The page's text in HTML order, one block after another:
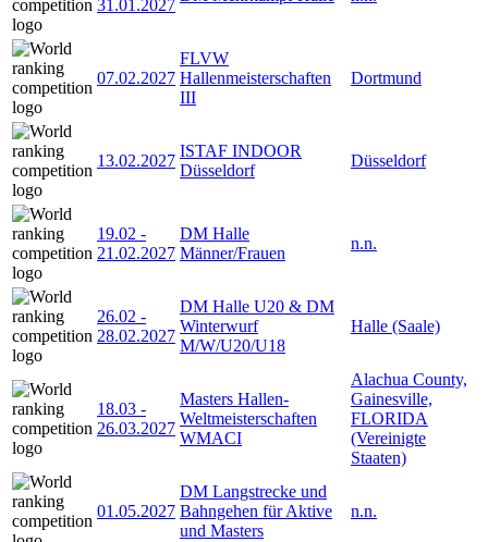
31.01.2027
07.02.2027
FLVW
Hallenmeisterschaften
III
Dortmund
13.02.2027
ISTAF INDOOR
Düsseldorf
Düsseldorf
19.02 -
21.02.2027
DM Halle
Männer/Frauen
n.n.
26.02 -
28.02.2027
DM Halle U20 & DM
Winterwurf
M/W/U20/U18
Halle (Saale)
18.03 -
26.03.2027
Masters Hallen-
Weltmeisterschaften
WMACI
Alachua County,
Gainesville,
FLORIDA
(Vereinigte
Staaten)
01.05.2027
DM Langstrecke und
Bahngehen für Aktive
und Masters
n.n.